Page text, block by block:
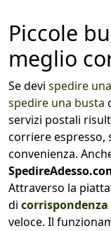
Piccole
meglio
Se devi spedire
spedire una busta
servizi postali
corriere
convenienza.
Attraverso la
di
veloce. Il